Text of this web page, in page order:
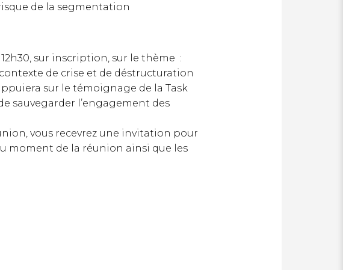
de la segmentation
sur inscription, sur le thème :
de crise et de déstructuration
sur le témoignage de la Task
sauvegarder l’engagement des
vous recevrez une invitation pour
moment de la réunion ainsi que les